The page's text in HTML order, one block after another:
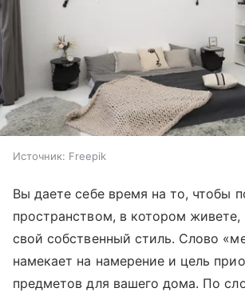
Источник: Freepik
Вы даете себе время на то, чтобы
пространством, в котором живете,
свой собственный стиль. Слово
намекает на намерение и цель
предметов для вашего дома. По